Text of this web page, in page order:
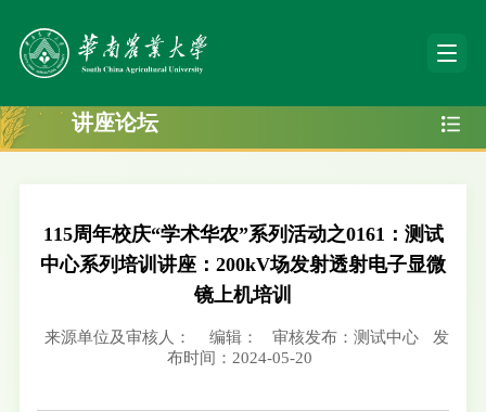
讲座论坛
115周年校庆“学术华农”系列活动之0161：测试
中心系列培训讲座：200kV场发射透射电子显微
镜上机培训
来源单位及审核人： 编辑： 审核发布：测试中心
发
布时间：2024-05-20